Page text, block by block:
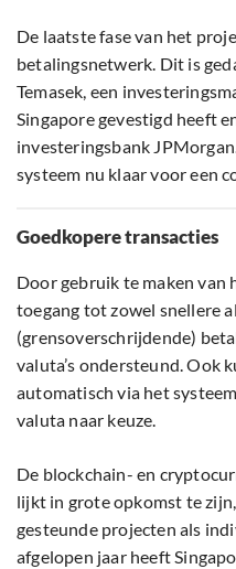
De laatste fase van het
betalingsnetwerk. Dit is
Temasek, een
Singapore gevestigd heeft
investeringsbank
systeem nu klaar voor een
Goedkopere transacties
Door gebruik te maken van
toegang tot zowel snellere
(grensoverschrijdende)
valuta’s ondersteund. Ook
automatisch via het
valuta naar keuze.
De blockchain- en
lijkt in grote opkomst te
gesteunde projecten als
afgelopen jaar heeft